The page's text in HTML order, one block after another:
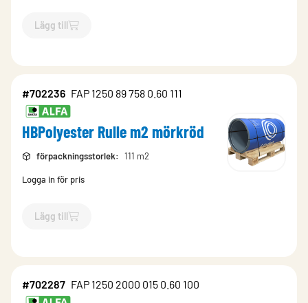
Lägg till
`$Lägg till
#702236 FAP 1250 89 758 0.60 111
HBPolyester Rulle m2 mörkröd
förpackningsstorlek: 111 m2
Logga in för pris
Lägg till
`$Lägg till
#702287 FAP 1250 2000 015 0.60 100